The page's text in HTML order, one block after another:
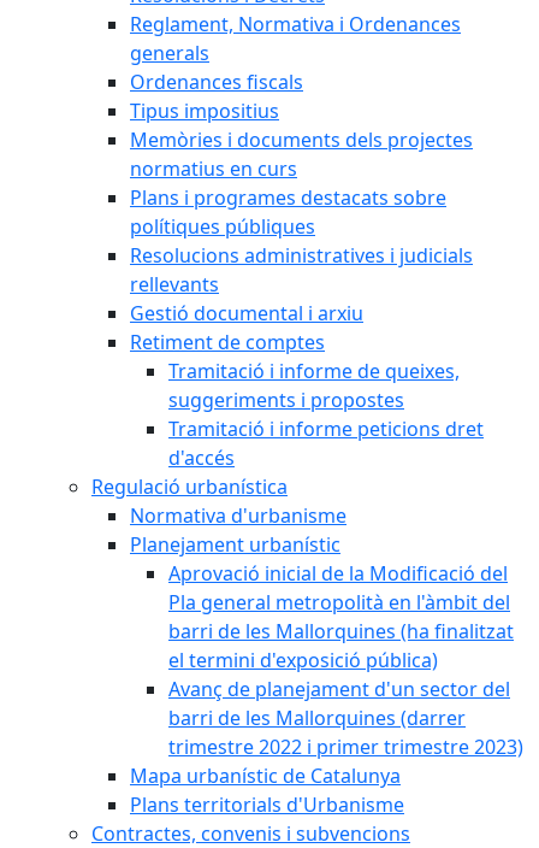
Reglament, Normativa i Ordenances
generals
Ordenances fiscals
Tipus impositius
Memòries i documents dels projectes
normatius en curs
Plans i programes destacats sobre
polítiques públiques
Resolucions administratives i judicials
rellevants
Gestió documental i arxiu
Retiment de comptes
Tramitació i informe de queixes,
suggeriments i propostes
Tramitació i informe peticions dret
d'accés
Regulació urbanística
Normativa d'urbanisme
Planejament urbanístic
Aprovació inicial de la Modificació del
Pla general metropolità en l'àmbit del
barri de les Mallorquines (ha finalitzat
el termini d'exposició pública)
Avanç de planejament d'un sector del
barri de les Mallorquines (darrer
trimestre 2022 i primer trimestre 2023)
Mapa urbanístic de Catalunya
Plans territorials d'Urbanisme
Contractes, convenis i subvencions